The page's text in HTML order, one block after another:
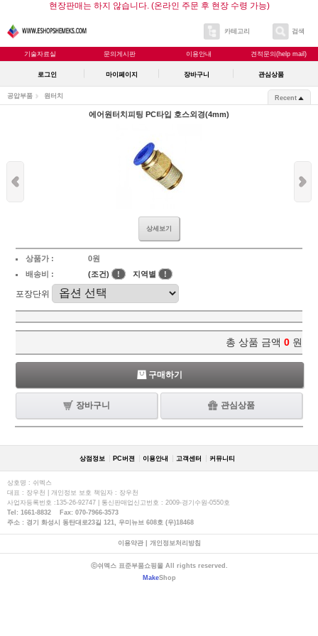
현장판매는 하지 않습니다. (온라인 주문 후 현장 수령 가능)
카테고리 검색
기술자료실 문의게시판 이용안내 견적문의(help mail)
로그인 마이페이지 장바구니 관심상품
공압부품 원터치 Recent
에어원터치피팅 PC타입 호스외경(4mm)
상세보기
상품가 :
0원
배송비 :
(조건) ! 지역별 !
포장단위
총 상품 금액 0 원
구매하기
장바구니 관심상품
상점정보 PC버젼 이용안내 고객센터 커뮤니티
상호명 : 쉬멕스
대표 : 장우천 | 개인정보 보호 책임자 : 장우천
사업자등록번호 :135-26-92747 | 통신판매업신고번호 : 2009-경기수원-0550호
Tel: 1661-8832 Fax: 070-7966-3573
주소 : 경기 화성시 동탄대로23길 121, 우미뉴브 608호 (우)18468
이용약관| 개인정보처리방침
ⓒ쉬멕스 표준부품쇼핑몰 All rights reserved.
MakeShop